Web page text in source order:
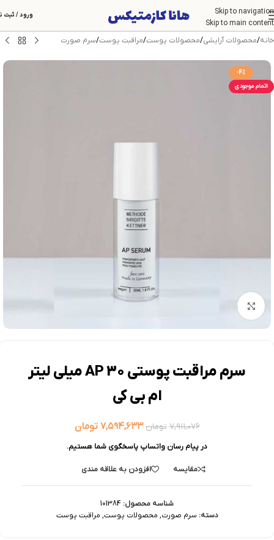
Skip to navigation
Skip to main content
ورود / ثبت
خانه/محصولات آرایشی/محصولات پوست/مراقبت پوست/سرم صورت
-4%
اتمام موجودی
بزرگنمایی تصویر
سرم مراقبت پوستی AP 30 میلی لیتر
ام بی کی
۷,۹۱۱,۰۷۶ تومان ۷,۵۹۴,۶۳۳ تومان
در پیام رسان واتساپ پاسخگوی شما هستیم.
مقایسه افزودن به علاقه مندی
شناسه محصول: 101384
دسته: سرم صورت, محصولات پوست, مراقبت پوست